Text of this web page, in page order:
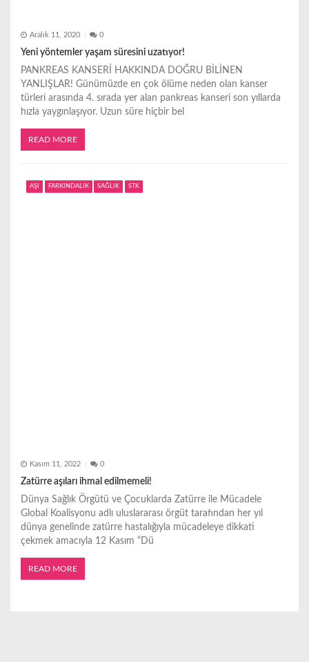
Aralık 11, 2020 0
Yeni yöntemler yaşam süresini uzatıyor!
PANKREAS KANSERİ HAKKINDA DOĞRU BİLİNEN
YANLIŞLAR! Günümüzde en çok ölüme neden olan kanser
türleri arasında 4. sırada yer alan pankreas kanseri son yıllarda
hızla yaygınlaşıyor. Uzun süre hiçbir bel
READ MORE
AŞI FARKINDALIK SAĞLIK STK
Kasım 11, 2022 0
Zatürre aşıları ihmal edilmemeli!
Dünya Sağlık Örgütü ve Çocuklarda Zatürre ile Mücadele
Global Koalisyonu adlı uluslararası örgüt tarafından her yıl
dünya genelinde zatürre hastalığıyla mücadeleye dikkati
çekmek amacıyla 12 Kasım “Dü
READ MORE